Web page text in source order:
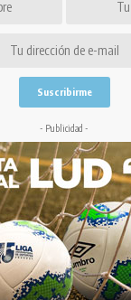
- Publicidad -